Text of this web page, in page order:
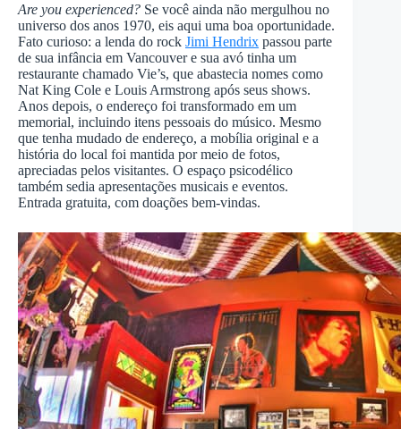
Are you experienced? Se você ainda não mergulhou no
universo dos anos 1970, eis aqui uma boa oportunidade.
Fato curioso: a lenda do rock Jimi Hendrix passou parte
de sua infância em Vancouver e sua avó tinha um
restaurante chamado Vie’s, que abastecia nomes como
Nat King Cole e Louis Armstrong após seus shows.
Anos depois, o endereço foi transformado em um
memorial, incluindo itens pessoais do músico. Mesmo
que tenha mudado de endereço, a mobília original e a
história do local foi mantida por meio de fotos,
apreciadas pelos visitantes. O espaço psicodélico
também sedia apresentações musicais e eventos.
Entrada gratuita, com doações bem-vindas.